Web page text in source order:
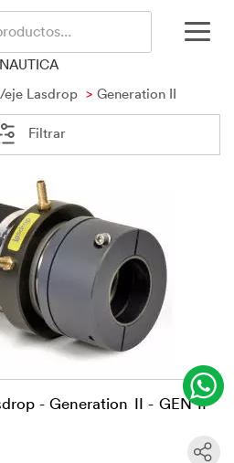
NAUTICA
eje Lasdrop Generation II
Filtrar
- Generation II - GEN II